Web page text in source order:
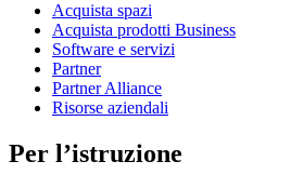
Acquista spazi
Acquista prodotti Business
Software e servizi
Partner
Partner Alliance
Risorse aziendali
Per l’istruzione